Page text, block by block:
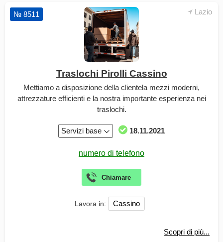
Lazio
№ 8511
Traslochi Pirolli Cassino
Mettiamo a disposizione della clientela mezzi moderni,
attrezzature efficienti e la nostra importante esperienza nei
traslochi.
Servizi base 18.11.2021
Lavora in: Cassino
Scopri di più...